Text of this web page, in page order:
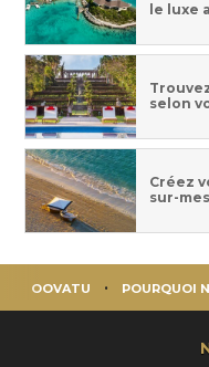
le luxe
selon
Créez
sur-
OOVATU POURQUOI